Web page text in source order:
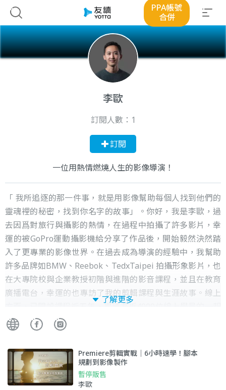
PPA帳號
合併
李歐
訂閱人數： 1
訂閱
一位用熱情燃燒人生的影像導演！
「 我所追逐的那一件事，就是用影像幫助每個人找到他們的
靈魂裡的秘密，找到你名字的故事」。你好，我是李歐，過
去因爲對旅行與攝影的熱情，在過程中拍攝了許多影片，幸
運的被GoPro運動攝影機給分享了作品後，開始毅然決然踏
入了更專業的影像世界。在過去成為導演的經驗中，我幫助
許多品牌如BMW、Reebok、TedxTaipei 拍攝形象影片，也
在大專院校與企業教授初階與進階的影音課程，並且在教育
廣播電台，幸運的也專訪了我的剪輯課程與生涯故事。線上
方面，已開設課程近五年，累積將近4000位線上學員的一起
學習，過往的一切都始於那最初的一份簡單的熱情，就是那
小學五年級的我當時到書店自學影片剪輯到如今，而今天也
希望可以在這邊將我的熱情分享給你！
了解更多
Premiere剪輯實戰｜6小時速學！腳本
規劃到影像製作
暫停販售
李歐